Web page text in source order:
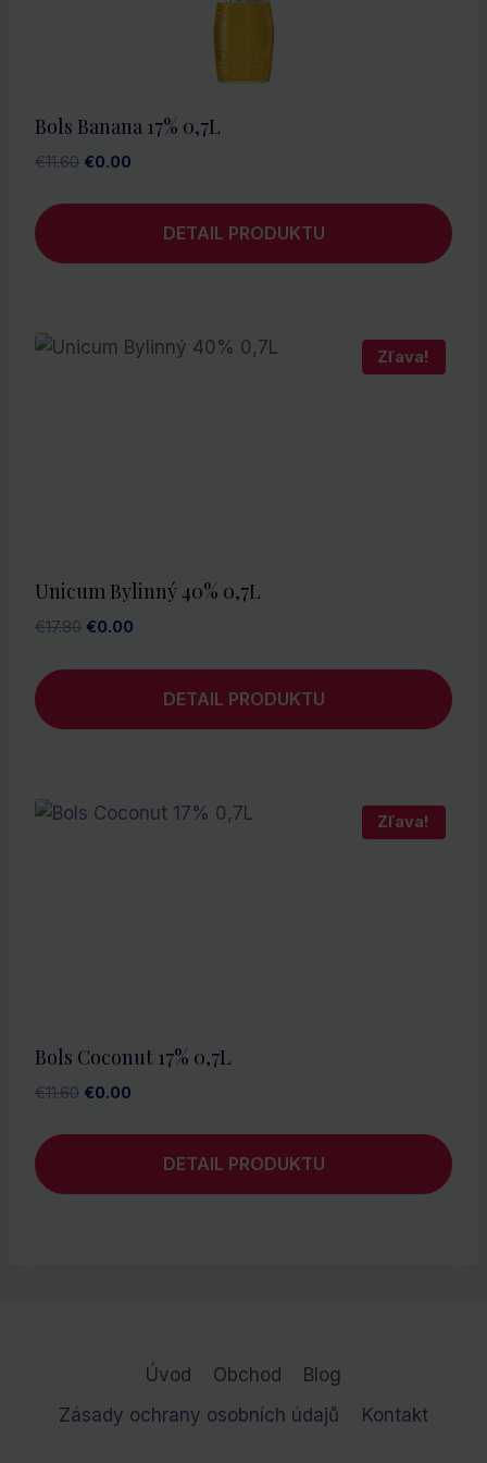
Bols Banana 17% 0,7L
€11.60 Pôvodná
€0.00
€0.00.DETAIL PRODUKTU
Zľava!
Unicum Bylinný 40% 0,7L
€17.80 Pôvodná
€0.00
€0.00.DETAIL PRODUKTU
Zľava!
Bols Coconut 17% 0,7L
€11.60 Pôvodná
€0.00
€0.00.DETAIL PRODUKTU
Úvod Obchod
Blog
Zásady ochrany osobních údajů
Kontakt